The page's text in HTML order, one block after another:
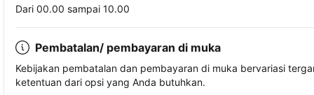
Dari 00.00 sampai 10.00
Pembatalan/ pembayaran di muka
Kebijakan pembatalan dan pembayaran di muka bervariasi
ketentuan dari opsi yang Anda butuhkan.